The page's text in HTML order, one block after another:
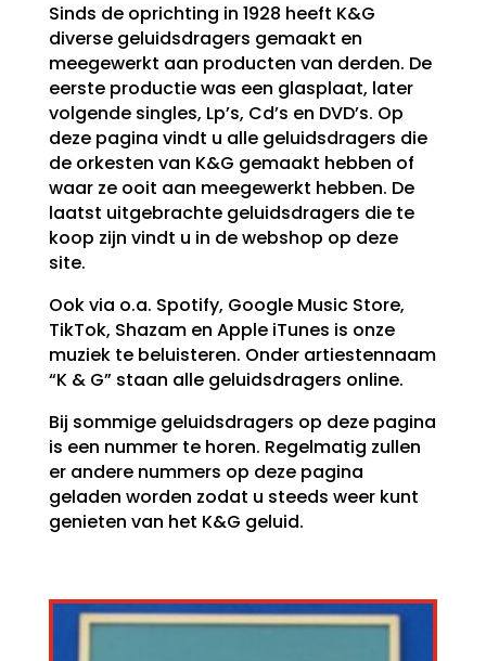
Sinds de oprichting in 1928 heeft K&G
diverse geluidsdragers gemaakt en
meegewerkt aan producten van derden. De
eerste productie was een glasplaat, later
volgende singles, Lp’s, Cd’s en DVD’s. Op
deze pagina vindt u alle geluidsdragers die
de orkesten van K&G gemaakt hebben of
waar ze ooit aan meegewerkt hebben. De
laatst uitgebrachte geluidsdragers die te
koop zijn vindt u in de webshop op deze
site.
Ook via o.a. Spotify, Google Music Store,
TikTok, Shazam en Apple iTunes is onze
muziek te beluisteren. Onder artiestennaam
“K & G” staan alle geluidsdragers online.
Bij sommige geluidsdragers op deze pagina
is een nummer te horen. Regelmatig zullen
er andere nummers op deze pagina
geladen worden zodat u steeds weer kunt
genieten van het K&G geluid.